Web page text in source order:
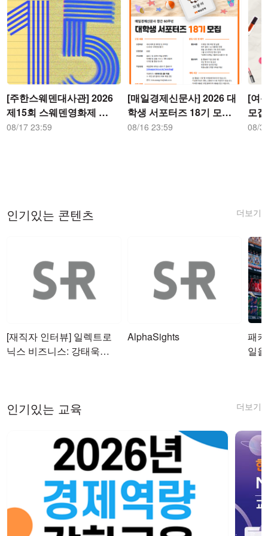
[주한스웨덴대사관] 2026
제15회 스웨덴영화제 청
년 앰버서더 모집 서포터
08/17 23:59
[매일경제신문사] 2026 대
학생 서포터즈 18기 모집
서포터즈
08/16 23:59
[여
모집
08/
더보기
인기있는 콘텐츠
[재직자 인터뷰] 일렉트로
닉스 비즈니스: 강태욱님
AlphaSights
패
일
더보기
인기있는 교육